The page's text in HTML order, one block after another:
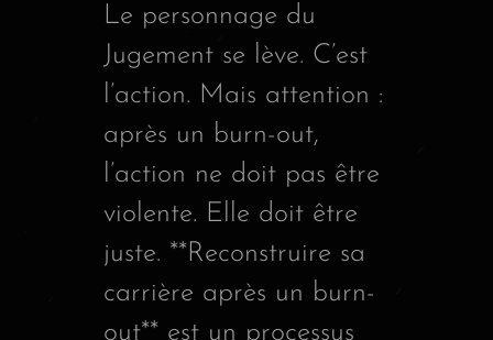
Le personnage du
Jugement se lève. C’est
l’action. Mais attention :
après un burn-out,
l’action ne doit pas être
violente. Elle doit être
juste. **Reconstruire sa
carrière après un burn-
out** est un processus